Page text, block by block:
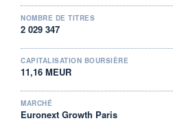
RENDEMENT
ESTIMÉ 2026
-
DERNIER
DIVIDENDE
0,00 EUR
PROCHAIN
DIVIDENDE
-
NOMBRE DE TITRES
2 029 347
CAPITALISATION BOURSIÈRE
11,16 MEUR
MARCHÉ
Euronext Growth Paris